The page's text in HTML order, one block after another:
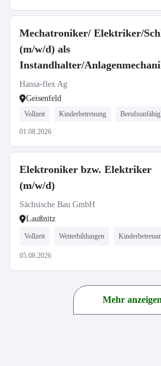
Mechatroniker/ Elektriker/
(m/w/d) als
Instandhalter/
(m/w/d)
Hansa-flex Ag
Geisenfeld
Vollzeit Kinderbetreuung
01.08.2026
Elektroniker bzw. Elektriker
(m/w/d)
Sächsische Bau GmbH
Laußnitz
Vollzeit Weiterbildungen
05.08.2026
Mehr anzeigen